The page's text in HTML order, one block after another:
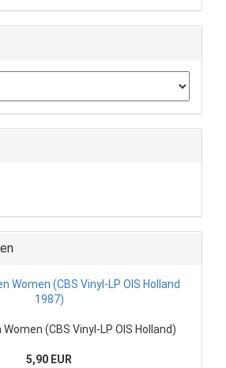
(CBS Vinyl-LP OIS Holland)
5,90 EUR